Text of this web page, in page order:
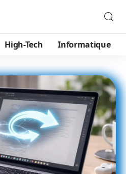
High-Tech Informatique